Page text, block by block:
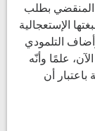
المنقضي بطلب
الإستعجالية
التلمودي
علمًا وأنّه
أن